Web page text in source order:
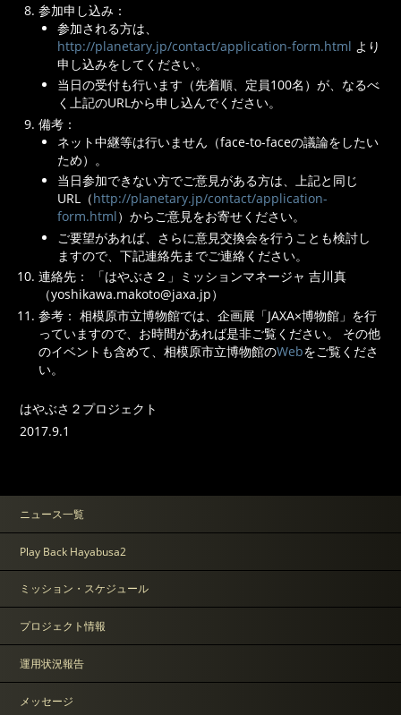
参加申し込み：
参加される方は、
http://planetary.jp/contact/application-form.html より
申し込みをしてください。
当日の受付も行います（先着順、定員100名）が、なるべ
く上記のURLから申し込んでください。
備考：
ネット中継等は行いません（face-to-faceの議論をしたい
ため）。
当日参加できない方でご意見がある方は、上記と同じ
URL（http://planetary.jp/contact/application-
form.html）からご意見をお寄せください。
ご要望があれば、さらに意見交換会を行うことも検討し
ますので、下記連絡先までご連絡ください。
連絡先： 「はやぶさ２」ミッションマネージャ 吉川真
（yoshikawa.makoto@jaxa.jp）
参考： 相模原市立博物館では、企画展「JAXA×博物館」を行
っていますので、お時間があれば是非ご覧ください。 その他
のイベントも含めて、相模原市立博物館のWebをご覧くださ
い。
はやぶさ２プロジェクト
2017.9.1
ニュース一覧
Play Back Hayabusa2
ミッション・スケジュール
プロジェクト情報
運用状況報告
メッセージ